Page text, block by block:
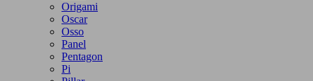
Origami
Oscar
Osso
Panel
Pentagon
Pi